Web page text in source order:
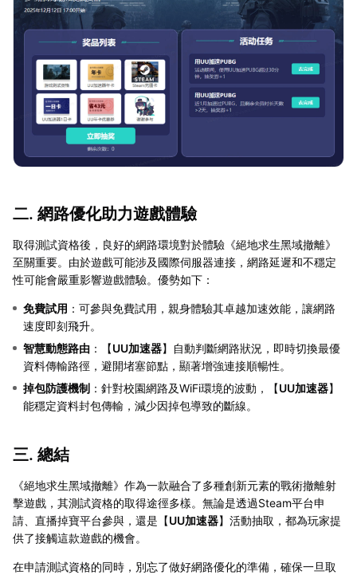
二. 網路優化助力遊戲體驗
取得測試資格後，良好的網路環境對於體驗《絕地求生黑域撤離》
至關重要。由於遊戲可能涉及國際伺服器連接，網路延遲和不穩定
性可能會嚴重影響遊戲體驗。優勢如下：
免費試用 ：可參與免費試用，親身體驗其卓越加速效能，讓網路
速度即刻飛升。
智慧動態路由 ：【UU加速器】自動判斷網路狀況，即時切換最優
資料傳輸路徑，避開堵塞節點，顯著增強連接順暢性。
掉包防護機制 ：針對校園網路及WiFi環境的波動，【UU加速器】
能穩定資料封包傳輸，減少因掉包導致的斷線。
三. 總結
《絕地求生黑域撤離》作為一款融合了多種創新元素的戰術撤離射
擊遊戲，其測試資格的取得途徑多樣。無論是透過Steam平台申
請、直播掉寶平台參與，還是【UU加速器】活動抽取，都為玩家提
供了接觸這款遊戲的機會。
在申請測試資格的同時，別忘了做好網路優化的準備，確保一旦取